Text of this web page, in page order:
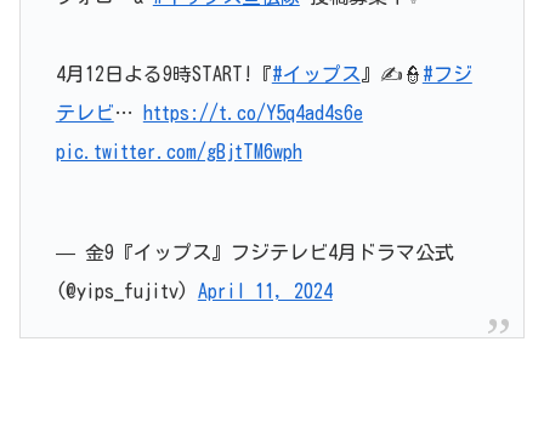
4月12日よる9時START!『#イップス 』✍️👮 #フジ
テレビ…
https://t.co/Y5q4ad4s6e
pic.twitter.com/gBjtTM6wph
— 金9『イップス』フジテレビ4月ドラマ公式
(@yips_fujitv) April 11, 2024